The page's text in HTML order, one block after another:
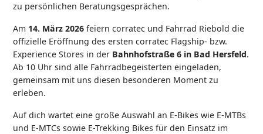
zu persönlichen Beratungsgesprächen.
Am 14. März 2026 feiern corratec und Fahrrad Riebold die
offizielle Eröffnung des ersten corratec Flagship- bzw.
Experience Stores in der Bahnhofstraße 6 in Bad Hersfeld.
Ab 10 Uhr sind alle Fahrradbegeisterten eingeladen,
gemeinsam mit uns diesen besonderen Moment zu
erleben.
Auf dich wartet eine große Auswahl an E-Bikes wie E-MTBs
und E-MTCs sowie E-Trekking Bikes für den Einsatz im